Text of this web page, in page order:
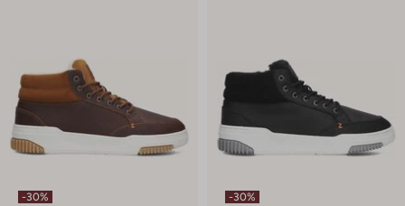
-30% -30%